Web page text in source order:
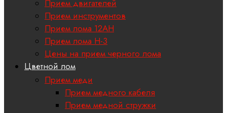
Прием двигателей
Прием инструментов
Прием лома 12АН
Прием лома H-3
Цены на прием черного лома
Цветной лом
Прием меди
Прием медного кабеля
Прием медной стружки